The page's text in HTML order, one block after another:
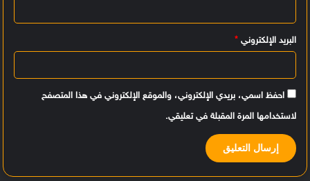
البريد الإلكتروني *
احفظ اسمي، بريدي الإلكتروني، والموقع الإلكتروني في هذا المتصفح
لاستخدامها المرة المقبلة في تعليقي.